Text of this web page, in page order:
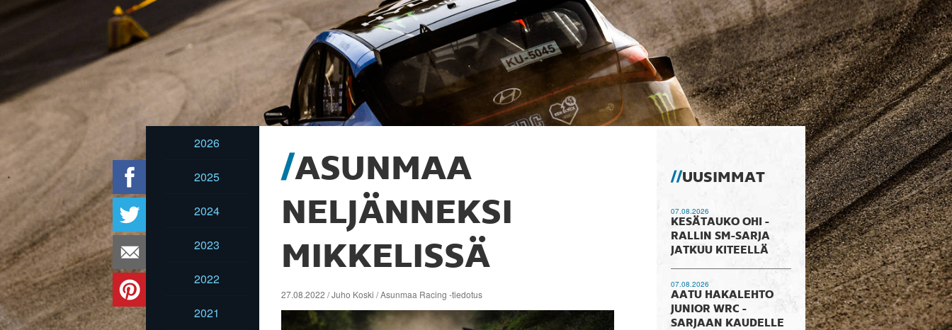
2026
2025
2024
2023
2022
2021
ASUNMAA
NELJÄNNEKSI
MIKKELISSÄ
27.08.2022 / Juho Koski / Asunmaa Racing -tiedotus
UUSIMMAT
07.08.2026
KESÄTAUKO OHI -
RALLIN SM-SARJA
JATKUU KITEELLÄ
07.08.2026
AATU HAKALEHTO
JUNIOR WRC -
SARJAAN KAUDELLE